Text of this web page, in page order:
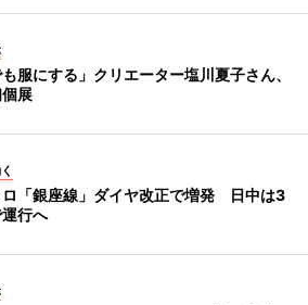
も服にする」クリエーター塩川夏子さん、
展
ロ「銀座線」ダイヤ改正で増発 日中は3
行へ